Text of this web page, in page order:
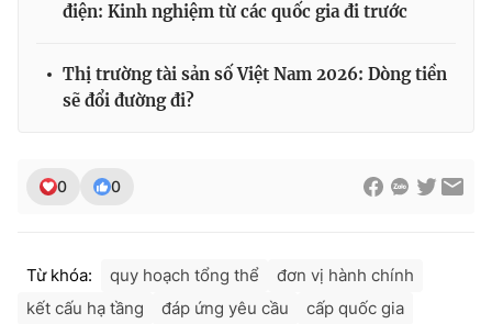
điện: Kinh nghiệm từ các quốc gia đi trước
Thị trường tài sản số Việt Nam 2026: Dòng tiền
sẽ đổi đường đi?
0 0
Từ khóa: quy hoạch tổng thể
đơn vị hành chính
kết cấu hạ tầng
đáp ứng yêu cầu
cấp quốc gia